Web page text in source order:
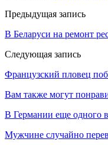
Предыдущая запись
В Беларуси на ремонт
Следующая запись
Французский пловец
Вам также могут
В Германии еще одного
Мужчине случайно